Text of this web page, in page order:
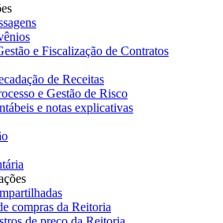
e Fiscalização de Contratos
de Receitas
e Gestão de Risco
e notas explicativas
compras da Reitoria